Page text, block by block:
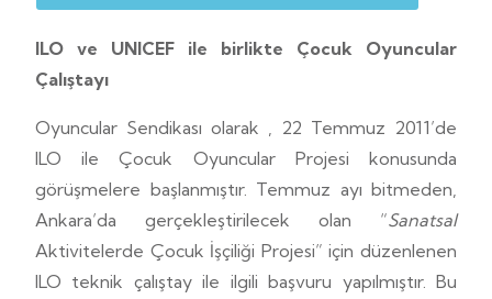
ILO ve UNICEF ile birlikte Çocuk Oyuncular
Çalıştayı
Oyuncular Sendikası olarak , 22 Temmuz 2011’de
ILO ile Çocuk Oyuncular Projesi konusunda
görüşmelere başlanmıştır. Temmuz ayı bitmeden,
Ankara’da gerçekleştirilecek olan “Sanatsal
Aktivitelerde Çocuk İşçiliği Projesi” için düzenlenen
ILO teknik çalıştay ile ilgili başvuru yapılmıştır. Bu